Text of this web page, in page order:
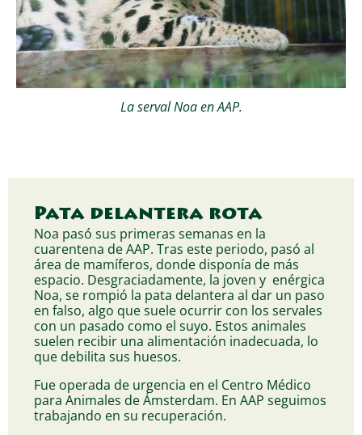
La serval Noa en AAP.
Pata delantera rota
Noa pasó sus primeras semanas en la
cuarentena de AAP. Tras este periodo, pasó al
área de mamíferos, donde disponía de más
espacio. Desgraciadamente, la joven y enérgica
Noa, se rompió la pata delantera al dar un paso
en falso, algo que suele ocurrir con los servales
con un pasado como el suyo. Estos animales
suelen recibir una alimentación inadecuada, lo
que debilita sus huesos.
Fue operada de urgencia en el Centro Médico
para Animales de Ámsterdam. En AAP seguimos
trabajando en su recuperación.